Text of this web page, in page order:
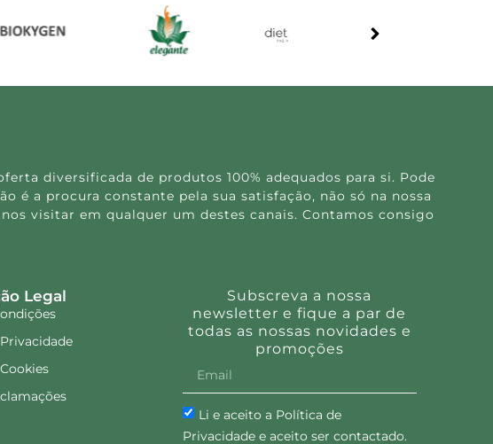
diversificada de produtos 100% adequados para si. Pode
é a procura constante pela sua satisfação, não só na nossa
visitar em qualquer um destes canais. Contamos consigo
Legal
Subscreva a nossa
newsletter e fique a par de
todas as nossas novidades e
promoções
Li e aceito a Política de
Privacidade e aceito ser contactado.